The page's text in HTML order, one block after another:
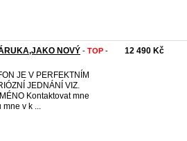
NOVÝ - TOP -
JE V PERFEKTNÍM
JEDNÁNÍ VIZ.
Kontaktovat mne
v k ...
12 490 Kč